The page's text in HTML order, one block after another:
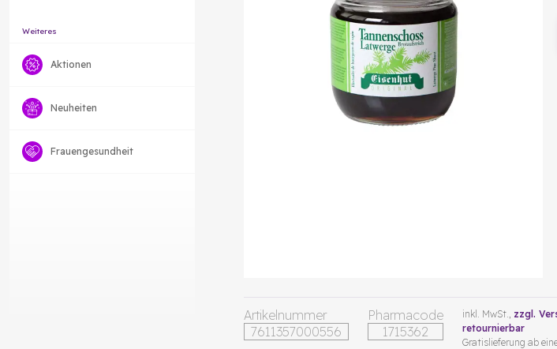
Weiteres
Aktionen
Neuheiten
Frauengesundheit
Artikelnummer
7611357000556
Pharmacode
1715362
inkl. MwSt., zzgl.
retournierbar
Gratislieferung ab